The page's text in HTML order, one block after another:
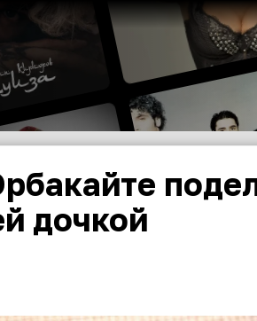
дочкой